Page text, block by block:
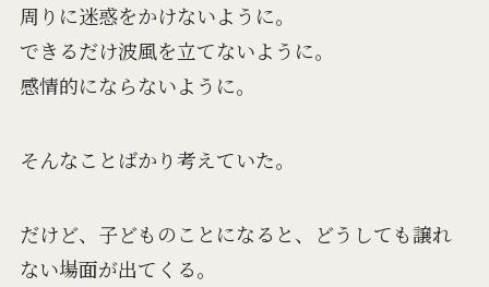
周りに迷惑をかけないように。
できるだけ波風を立てないように。
感情的にならないように。
そんなことばかり考えていた。
だけど、子どものことになると、どうしても譲れ
ない場面が出てくる。